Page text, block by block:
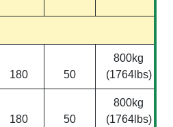
180 50
800kg
(1764lbs)
180 50
800kg
(1764lbs)